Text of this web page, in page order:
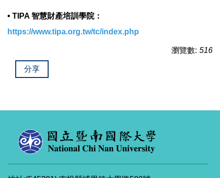
• TIPA 智慧財產培訓學院：
https://www.tipa.org.tw/tc/index.php
瀏覽數: 516
分享